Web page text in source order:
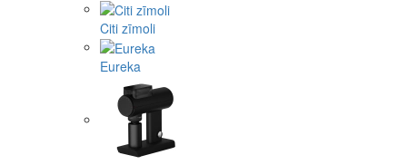
Citi zīmoli
Eureka